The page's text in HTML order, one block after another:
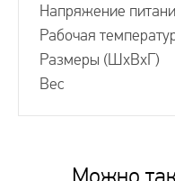
Напряжение
Рабочая
Размеры (ШхВхГ)
Вес
Управление:
Самовывоз в